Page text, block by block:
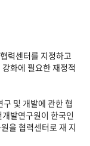
력센터를 지정하고
화에 필요한 재정적
및 개발에 관한 협
발연구원이 한국인
을 협력센터로 재 지